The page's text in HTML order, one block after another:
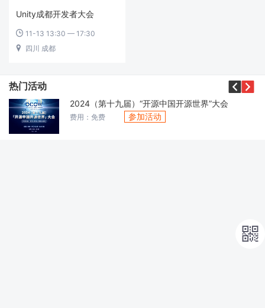
Unity成都开发者大会
 11-13 13:30 — 17:30
 四川 成都
热门活动 
2024（第十九届）“开源中国开源世界”大会
费用：免费 参加活动
